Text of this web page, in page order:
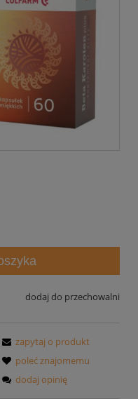
dodaj do przechowalni
zapytaj o produkt
poleć znajomemu
dodaj opinię